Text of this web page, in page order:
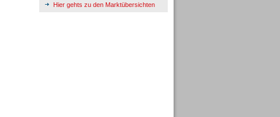
Hier gehts zu den Marktübersichten